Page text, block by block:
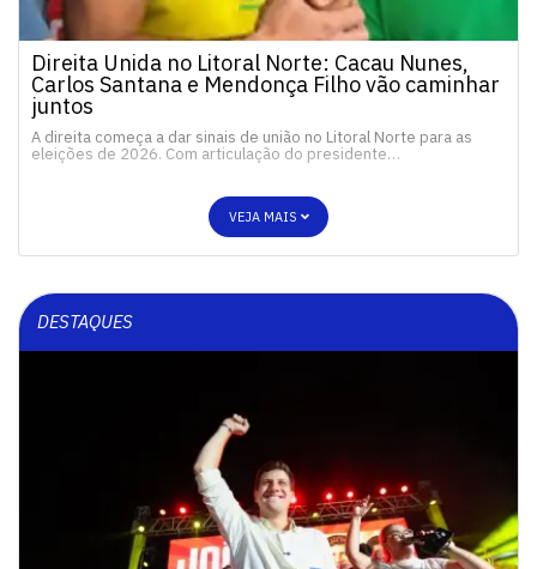
Direita Unida no Litoral Norte: Cacau Nunes,
Carlos Santana e Mendonça Filho vão caminhar
juntos
A direita começa a dar sinais de união no Litoral Norte para as
eleições de 2026. Com articulação do presidente…
VEJA MAIS
DESTAQUES